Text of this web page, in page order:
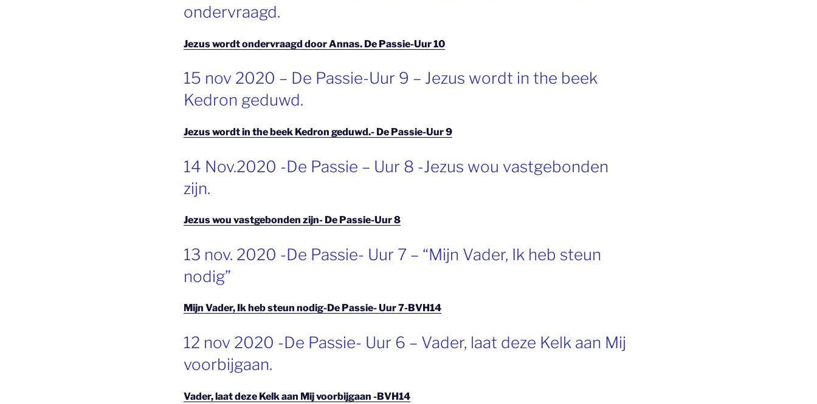
ondervraagd.
Jezus wordt ondervraagd door Annas. De Passie-Uur 10
GEPLAATST
OP
15 nov 2020 – De Passie-Uur 9 – Jezus wordt in the beek
Kedron geduwd.
Jezus wordt in the beek Kedron geduwd.- De Passie-Uur 9
OP
14 Nov.2020 -De Passie – Uur 8 -Jezus wou vastgebonden
zijn.
Jezus wou vastgebonden zijn- De Passie-Uur 8
GEPLAATST
OP
13 nov. 2020 -De Passie- Uur 7 – “Mijn Vader, Ik heb steun
nodig”
Mijn Vader, Ik heb steun nodig-De Passie- Uur 7-BVH14
GEPLAATST
OP
12 nov 2020 -De Passie- Uur 6 – Vader, laat deze Kelk aan Mij
voorbijgaan.
Vader, laat deze Kelk aan Mij voorbijgaan -BVH14